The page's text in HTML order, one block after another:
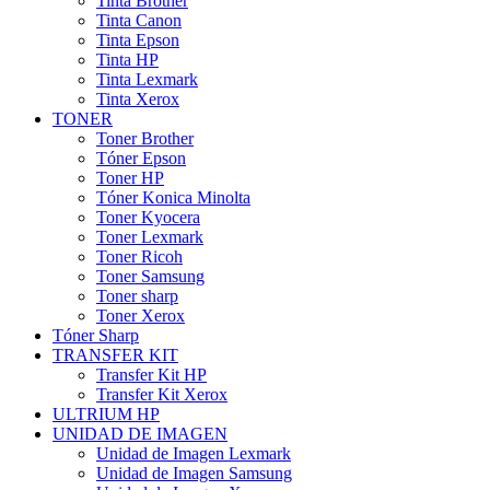
Tinta Canon
Tinta Epson
Tinta HP
Tinta Lexmark
Tinta Xerox
TONER
Toner Brother
Tóner Epson
Toner HP
Tóner Konica Minolta
Toner Kyocera
Toner Lexmark
Toner Ricoh
Toner Samsung
Toner sharp
Toner Xerox
Tóner Sharp
TRANSFER KIT
Transfer Kit HP
Transfer Kit Xerox
ULTRIUM HP
UNIDAD DE IMAGEN
Unidad de Imagen Lexmark
Unidad de Imagen Samsung